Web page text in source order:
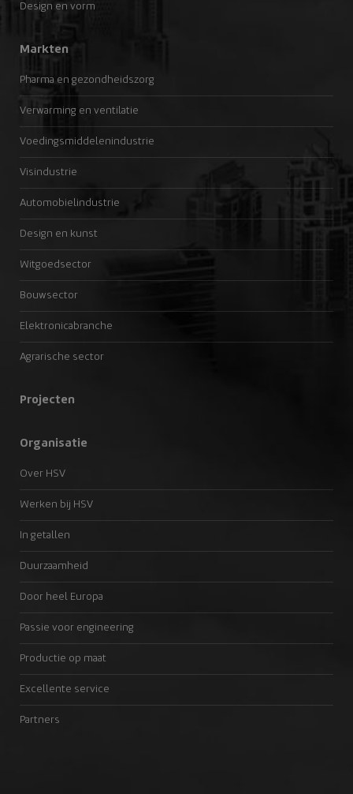
Design en vorm
Markten
Pharma en gezondheidszorg
Verwarming en ventilatie
Voedingsmiddelenindustrie
Visindustrie
Automobielindustrie
Design en kunst
Witgoedsector
Bouwsector
Elektronicabranche
Agrarische sector
Projecten
Organisatie
Over HSV
Werken bij HSV
In getallen
Duurzaamheid
Door heel Europa
Passie voor engineering
Productie op maat
Excellente service
Partners